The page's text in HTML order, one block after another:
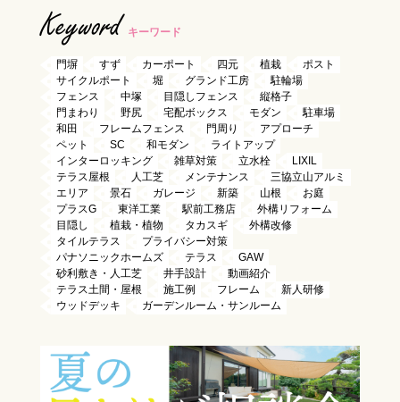
Keyword キーワード
門塀 すず カーポート 四元 植栽
ポスト
サイクルポート
堀 グランド工房
駐輪場
フェンス
中塚 目隠しフェンス
縦格子
門まわり
野尻 宅配ボックス モダン
駐車場
和田
フレームフェンス 門周り
アプローチ
ペット
SC 和モダン
ライトアップ
インターロッキング
雑草対策 立水栓
LIXIL
テラス屋根
人工芝 メンテナンス
三協立山アルミ
エリア
景石 ガレージ 新築 山根
お庭
プラスG
東洋工業 駅前工務店
外構リフォーム
目隠し
植栽・植物 タカスギ
外構改修
タイルテラス
プライバシー対策
パナソニックホームズ
テラス
GAW
砂利敷き・人工芝
井手設計
動画紹介
テラス土間・屋根
施工例 フレーム
新人研修
ウッドデッキ
ガーデンルーム・サンルーム